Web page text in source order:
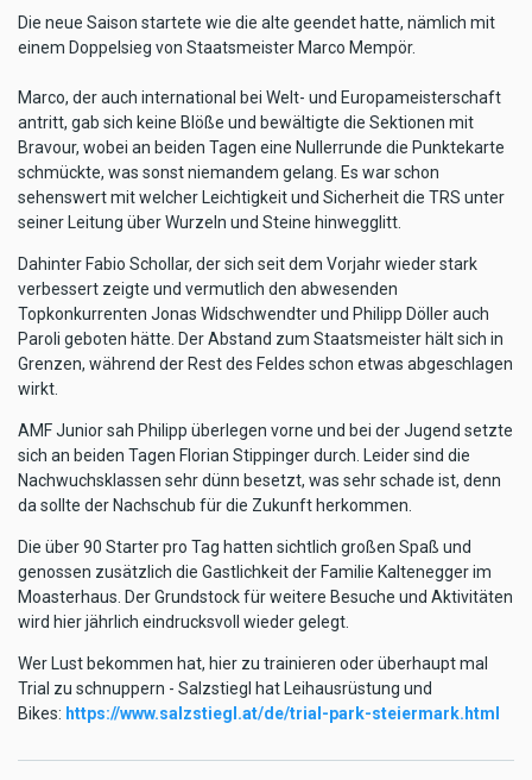
Die neue Saison startete wie die alte geendet hatte, nämlich mit
einem Doppelsieg von Staatsmeister Marco Mempör.
Marco, der auch international bei Welt- und Europameisterschaft
antritt, gab sich keine Blöße und bewältigte die Sektionen mit
Bravour, wobei an beiden Tagen eine Nullerrunde die Punktekarte
schmückte, was sonst niemandem gelang. Es war schon
sehenswert mit welcher Leichtigkeit und Sicherheit die TRS unter
seiner Leitung über Wurzeln und Steine hinwegglitt.
Dahinter Fabio Schollar, der sich seit dem Vorjahr wieder stark
verbessert zeigte und vermutlich den abwesenden
Topkonkurrenten Jonas Widschwendter und Philipp Döller auch
Paroli geboten hätte. Der Abstand zum Staatsmeister hält sich in
Grenzen, während der Rest des Feldes schon etwas abgeschlagen
wirkt.
AMF Junior sah Philipp überlegen vorne und bei der Jugend setzte
sich an beiden Tagen Florian Stippinger durch. Leider sind die
Nachwuchsklassen sehr dünn besetzt, was sehr schade ist, denn
da sollte der Nachschub für die Zukunft herkommen.
Die über 90 Starter pro Tag hatten sichtlich großen Spaß und
genossen zusätzlich die Gastlichkeit der Familie Kaltenegger im
Moasterhaus. Der Grundstock für weitere Besuche und Aktivitäten
wird hier jährlich eindrucksvoll wieder gelegt.
Wer Lust bekommen hat, hier zu trainieren oder überhaupt mal
Trial zu schnuppern - Salzstiegl hat Leihausrüstung und
Bikes: https://www.salzstiegl.at/de/trial-park-steiermark.html